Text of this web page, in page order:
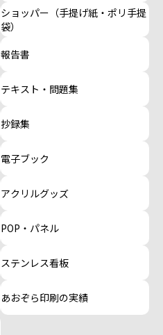
ショッパー（手提げ紙・ポリ手提
袋）
報告書
テキスト・問題集
抄録集
電子ブック
アクリルグッズ
POP・パネル
ステンレス看板
あおぞら印刷の実績